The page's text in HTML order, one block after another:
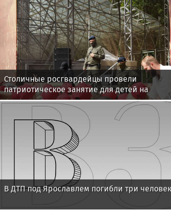
Столичные росгвардейцы провели
патриотическое занятие для детей на
Поклонной горе
В ДТП под Ярославлем погибли три